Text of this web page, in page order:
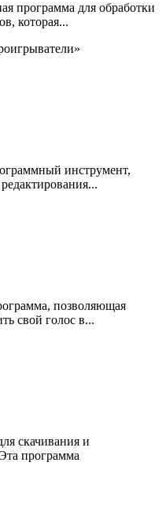
программа для обработки
которая...
инструмент,
позволяющая
свой голос в...
скачивания и
программа